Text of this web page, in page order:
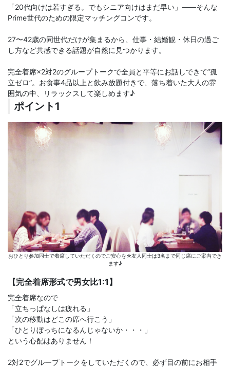
「20代向けは若すぎる。でもシニア向けはまだ早い」——そんな
Prime世代のための限定マッチングコンです。
27〜42歳の同世代だけが集まるから、仕事・結婚観・休日の過ご
し方など共感できる話題が自然に見つかります。
完全着席×2対2のグループトークで全員と平等にお話しできて”孤
立ゼロ”。お食事4品以上と飲み放題付きで、落ち着いた大人の雰
囲気の中、リラックスして楽しめます♪
ポイント1
おひとり参加同士で着席していただくのでご安心を☆友人同士は3名まで同じ席にご案内でき
ます♪
【完全着席形式で男女比1:1】
完全着席なので
「立ちっぱなしは疲れる」
「次の移動はどこの席へ行こう」
「ひとりぼっちになるんじゃないか・・・」
という心配はありません！
2対2でグループトークをしていただくので、必ず目の前にお相手